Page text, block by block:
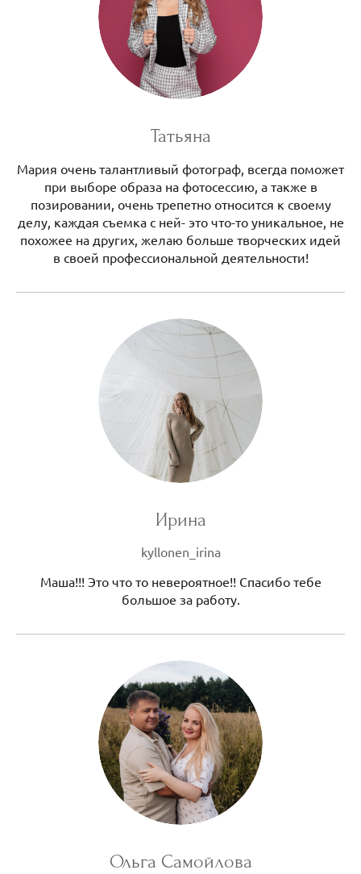
Татьяна
Мария очень талантливый фотограф, всегда поможет
при выборе образа на фотосессию, а также в
позировании, очень трепетно относится к своему
делу, каждая съемка с ней- это что-то уникальное, не
похожее на других, желаю больше творческих идей
в своей профессиональной деятельности!
Ирина
kyllonen_irina
Маша!!! Это что то невероятное!! Спасибо тебе
большое за работу.
Ольга Самойлова